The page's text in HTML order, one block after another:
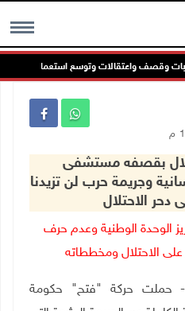
MENUوقصف واعتقالات وتوسع استعماري
بقصفه مستشفى
وجريمة حرب لن تزيدنا
دحر الاحتلال
الوحدة الوطنية وعدم حرف
الاحتلال ومخططاته
17-10-2023 وفا- حملت حركة "فتح" حكومة